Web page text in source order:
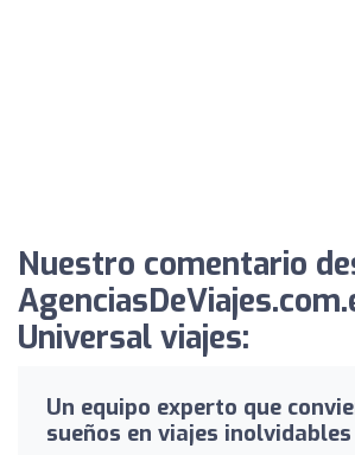
Nuestro comentario
Universal viajes:
Un equipo experto que
sueños en viajes inolvidables